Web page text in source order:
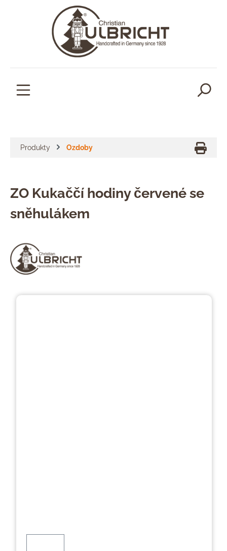
Produkty Ozdoby
ZO Kukaččí hodiny červené se
sněhulákem